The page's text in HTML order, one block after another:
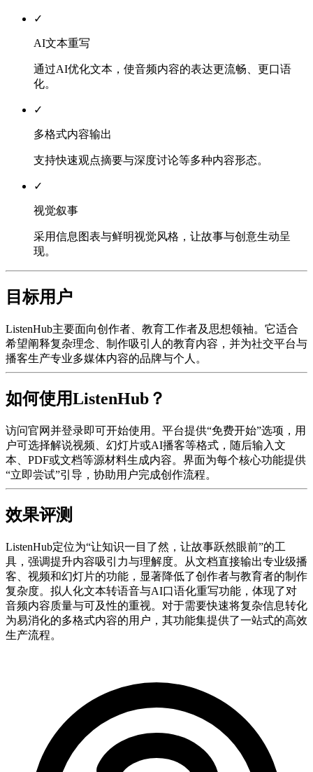
✓
AI文本重写
通过AI优化文本，使音频内容的表达更流畅、更口语
化。
✓
多格式内容输出
支持快速观点摘要与深度讨论等多种内容形态。
✓
视觉叙事
采用信息图表与鲜明视觉风格，让故事与创意生动呈
现。
目标用户
ListenHub主要面向创作者、教育工作者及思想领袖。它适合
希望阐释复杂理念、制作吸引人的教育内容，并为社交平台与
播客生产专业多媒体内容的品牌与个人。
如何使用ListenHub？
访问官网并登录即可开始使用。平台提供“免费开始”选项，用
户可选择解说视频、幻灯片或AI播客等格式，随后输入文
本、PDF或文档等源材料生成内容。界面为每个核心功能提供
“立即尝试”引导，协助用户完成创作流程。
效果评测
ListenHub定位为“让知识一目了然，让故事跃然眼前”的工
具，强调提升内容吸引力与理解度。从文档直接输出专业级播
客、视频和幻灯片的功能，显著降低了创作者与教育者的制作
复杂度。拟人化文本转语音与AI口语化重写功能，体现了对
音频内容质量与可及性的重视。对于需要快速将复杂信息转化
为易消化的多格式内容的用户，其功能集提供了一站式的高效
生产流程。